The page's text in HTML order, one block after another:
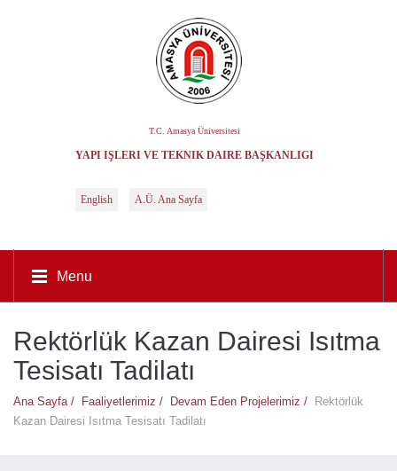
T.C. Amasya Üniversitesi
YAPI İŞLERI VE TEKNIK DAIRE BAŞKANLIĞI
English A.Ü. Ana Sayfa
Menu
Rektörlük Kazan Dairesi Isıtma
Tesisatı Tadilatı
Ana Sayfa / Faaliyetlerimiz / Devam Eden Projelerimiz /
Rektörlük
Kazan Dairesi Isıtma Tesisatı Tadilatı